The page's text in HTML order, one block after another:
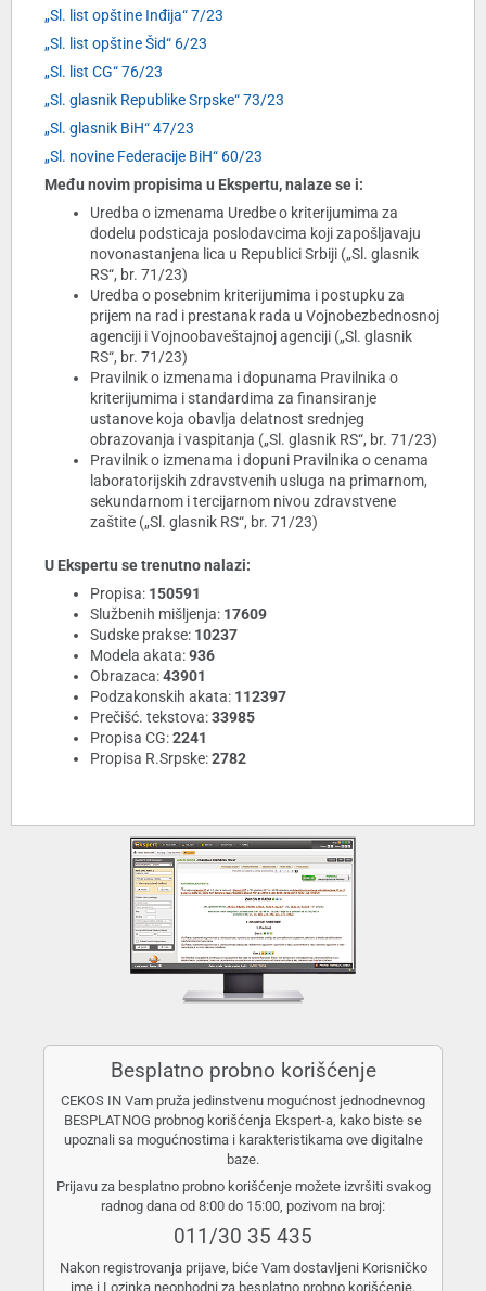
„Sl. list opštine Inđija“ 7/23
„Sl. list opštine Šid“ 6/23
„Sl. list CG“ 76/23
„Sl. glasnik Republike Srpske“ 73/23
„Sl. glasnik BiH“ 47/23
„Sl. novine Federacije BiH“ 60/23
Među novim propisima u Ekspertu, nalaze se i:
Uredba o izmenama Uredbe o kriterijumima za
dodelu podsticaja poslodavcima koji zapošljavaju
novonastanjena lica u Republici Srbiji („Sl. glasnik
RS“, br. 71/23)
Uredba o posebnim kriterijumima i postupku za
prijem na rad i prestanak rada u Vojnobezbednosnoj
agenciji i Vojnoobaveštajnoj agenciji („Sl. glasnik
RS“, br. 71/23)
Pravilnik o izmenama i dopunama Pravilnika o
kriterijumima i standardima za finansiranje
ustanove koja obavlja delatnost srednjeg
obrazovanja i vaspitanja („Sl. glasnik RS“, br. 71/23)
Pravilnik o izmenama i dopuni Pravilnika o cenama
laboratorijskih zdravstvenih usluga na primarnom,
sekundarnom i tercijarnom nivou zdravstvene
zaštite („Sl. glasnik RS“, br. 71/23)
U Ekspertu se trenutno nalazi:
Propisa: 150591
Službenih mišljenja: 17609
Sudske prakse: 10237
Modela akata:936
Obrazaca:43901
Podzakonskih akata: 112397
Prečišć. tekstova:33985
Propisa CG:2241
Propisa R.Srpske:2782
Besplatno probno korišćenje
CEKOS IN Vam pruža jedinstvenu mogućnost jednodnevnog
BESPLATNOG probnog korišćenja Ekspert-a, kako biste se
upoznali sa mogućnostima i karakteristikama ove digitalne
baze.
Prijavu za besplatno probno korišćenje možete izvršiti svakog
radnog dana od 8:00 do 15:00, pozivom na broj:
011/30 35 435
Nakon registrovanja prijave, biće Vam dostavljeni Korisničko
ime i Lozinka neophodni za besplatno probno korišćenje.